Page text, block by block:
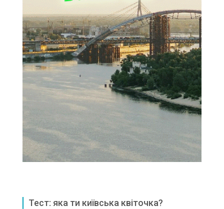
Тест: яка ти київська квіточка?